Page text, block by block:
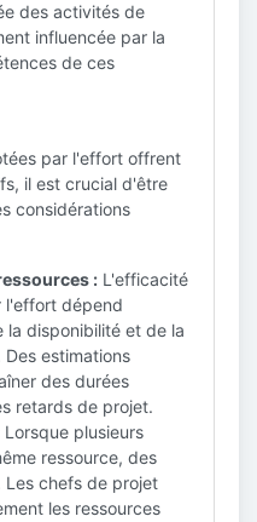
des activités de
influencée par la
de ces
par l'effort offrent
il est crucial d'être
considérations
: L'efficacité
l'effort dépend
la disponibilité et de la
estimations
des durées
retards de projet.
Lorsque plusieurs
ressource, des
chefs de projet
les ressources